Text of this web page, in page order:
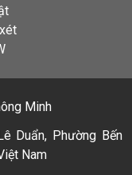
Minh
Duẩn, Phường Bến
Nam